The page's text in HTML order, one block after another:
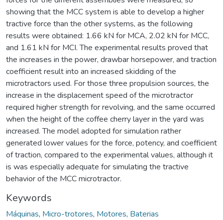
showing that the MCC system is able to develop a higher
tractive force than the other systems, as the following
results were obtained: 1.66 kN for MCA, 2.02 kN for MCC,
and 1.61 kN for MCI. The experimental results proved that
the increases in the power, drawbar horsepower, and traction
coefficient result into an increased skidding of the
microtractors used. For those three propulsion sources, the
increase in the displacement speed of the microtractor
required higher strength for revolving, and the same occurred
when the height of the coffee cherry layer in the yard was
increased. The model adopted for simulation rather
generated lower values for the force, potency, and coefficient
of traction, compared to the experimental values, although it
is was especially adequate for simulating the tractive
behavior of the MCC microtractor.
Keywords
Máquinas, Micro-trotores, Motores, Baterias